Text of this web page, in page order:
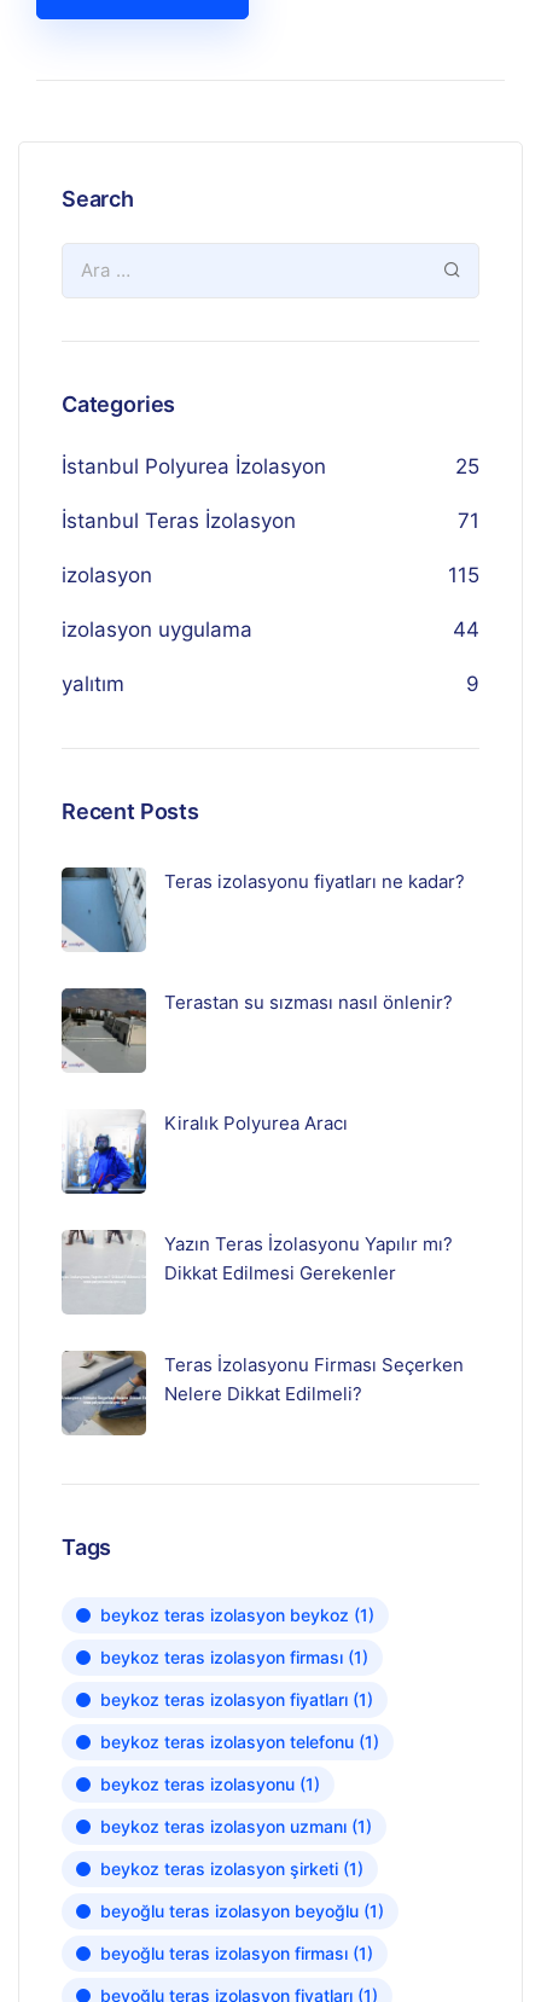
Search
Categories
İstanbul Polyurea İzolasyon 25
İstanbul Teras İzolasyon 71
izolasyon 115
izolasyon uygulama 44
yalıtım 9
Recent Posts
Teras izolasyonu fiyatları ne kadar?
Terastan su sızması nasıl önlenir?
Kiralık Polyurea Aracı
Yazın Teras İzolasyonu Yapılır mı?
Dikkat Edilmesi Gerekenler
Teras İzolasyonu Firması Seçerken
Nelere Dikkat Edilmeli?
Tags
beykoz teras izolasyon beykoz (1)
beykoz teras izolasyon firması (1)
beykoz teras izolasyon fiyatları (1)
beykoz teras izolasyon telefonu (1)
beykoz teras izolasyonu (1)
beykoz teras izolasyon uzmanı (1)
beykoz teras izolasyon şirketi (1)
beyoğlu teras izolasyon beyoğlu (1)
beyoğlu teras izolasyon firması (1)
beyoğlu teras izolasyon fiyatları (1)